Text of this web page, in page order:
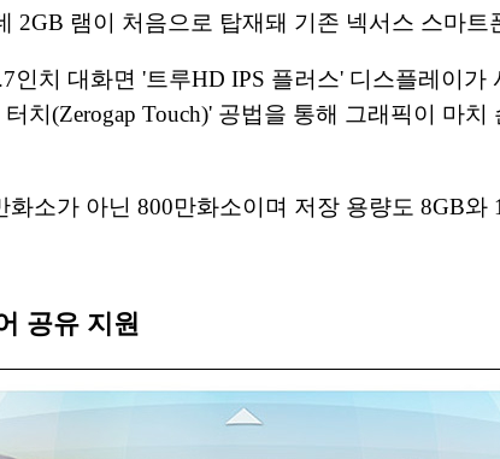
2GB 램이 처음으로 탑재돼 기존 넥서스 스마
치 대화면 '트루HD IPS 플러스' 디스플레이
치(Zerogap Touch)' 공법을 통해 그래픽이 마
소가 아닌 800만화소이며 저장 용량도 8GB
공유 지원